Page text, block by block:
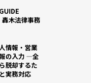
木法律事務
情報・営業
の入力 ―全
脱却するた
実務対応